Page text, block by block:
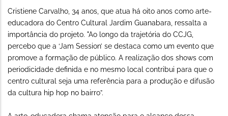
Cristiene Carvalho, 34 anos, que atua há oito anos como arte-
educadora do Centro Cultural Jardim Guanabara, ressalta a
importância do projeto. "Ao longo da trajetória do CCJG,
percebo que a ‘Jam Session’ se destaca como um evento que
promove a formação de público. A realização dos shows com
periodicidade definida e no mesmo local contribui para que o
centro cultural seja uma referência para a produção e difusão
da cultura hip hop no bairro”.